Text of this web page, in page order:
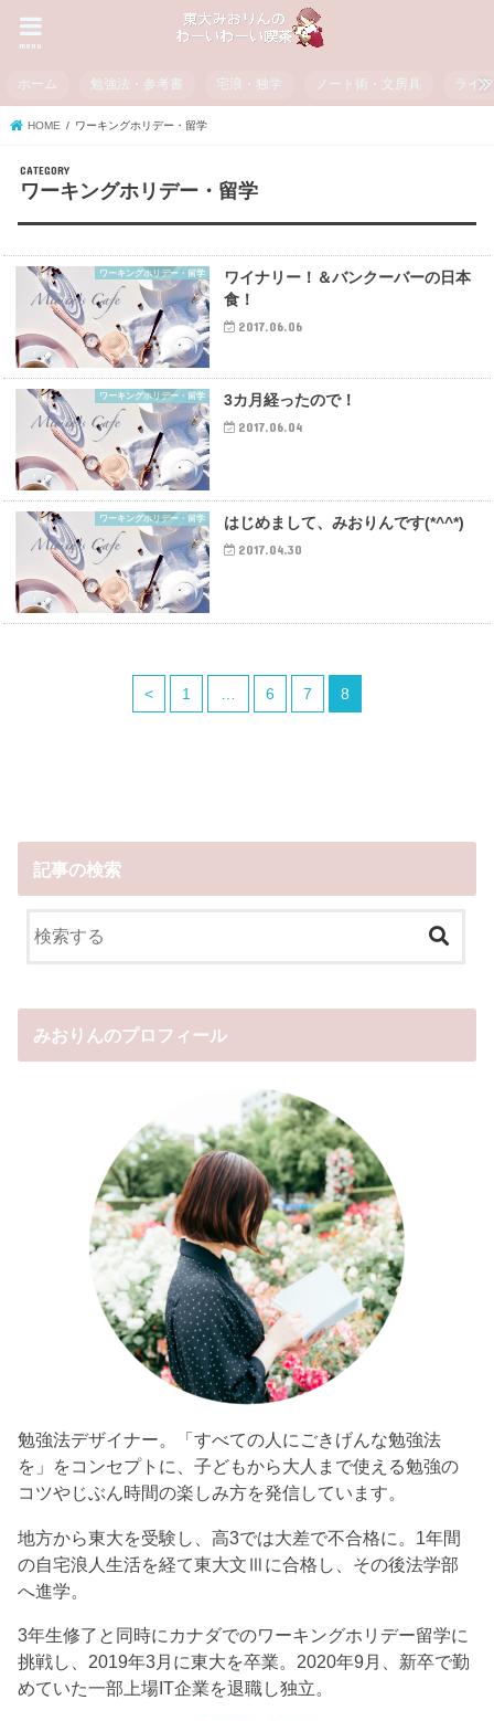
menu
ホーム 勉強法・参考書 宅浪・独学 ノート術・文房具 ライ
HOME ワーキングホリデー・留学
ワーキングホリデー・留学
ワーキングホリデー・留学
ワイナリー！＆バンクーバーの日本
食！
2017.06.06
ワーキングホリデー・留学 3カ月経ったので！
2017.06.04
ワーキングホリデー・留学 はじめまして、みおりんです(*^^*)
2017.04.30
< 1 6 7 8
記事の検索
みおりんのプロフィール
勉強法デザイナー。「すべての人にごきげんな勉強法
を」をコンセプトに、子どもから大人まで使える勉強の
コツやじぶん時間の楽しみ方を発信しています。
地方から東大を受験し、高3では大差で不合格に。1年間
の自宅浪人生活を経て東大文Ⅲに合格し、その後法学部
へ進学。
3年生修了と同時にカナダでのワーキングホリデー留学に
挑戦し、2019年3月に東大を卒業。2020年9月、新卒で勤
めていた一部上場IT企業を退職し独立。